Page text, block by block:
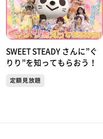
SWEET STEADY さんに”ぐ
りり”を知ってもらおう！
定額見放題